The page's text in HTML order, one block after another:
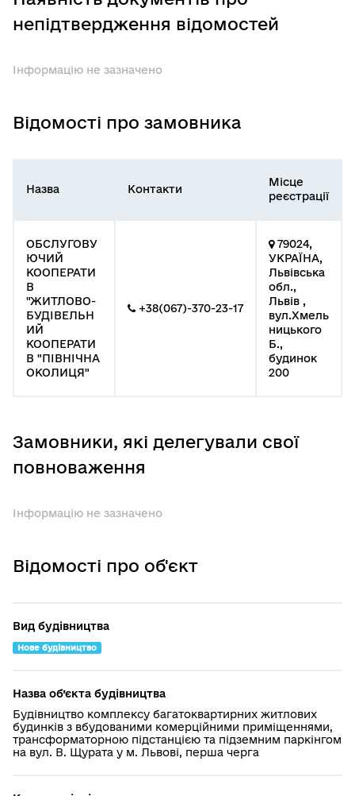
непідтвердження відомостей
Інформацію не зазначено
Відомості про замовника
Назва Контакти
Місце
реєстрації
ОБСЛУГОВУ
ЮЧИЙ
КООПЕРАТИ
В
"ЖИТЛОВО-
БУДІВЕЛЬН
ИЙ
КООПЕРАТИ
В "ПІВНІЧНА
ОКОЛИЦЯ"
+38(067)-370-23-17
79024,
УКРАЇНА,
Львівська
обл.,
Львів ,
вул.Хмель
ницького
Б.,
будинок
200
Замовники, які делегували свої
повноваження
Інформацію не зазначено
Відомості про об'єкт
Вид будівництва
Нове будівництво
Назва об’єкта будівництва
Будівництво комплексу багатоквартирних житлових
будинків з вбудованими комерційними приміщеннями,
трансформаторною підстанцією та підземним паркінгом
на вул. В. Щурата у м. Львові, перша черга